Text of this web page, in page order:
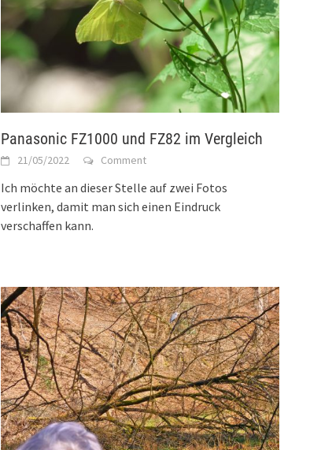
Panasonic FZ1000 und FZ82 im Vergleich
21/05/2022 Comment
Ich möchte an dieser Stelle auf zwei Fotos
verlinken, damit man sich einen Eindruck
verschaffen kann.